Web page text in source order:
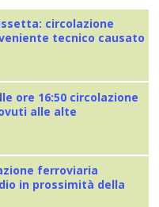
circolazione
tecnico causato
ore 16:50 circolazione
alle alte
ferroviaria
in prossimità della